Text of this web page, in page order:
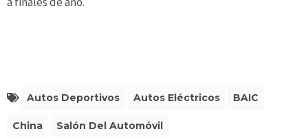
Autos Deportivos Autos Eléctricos BAIC
China Salón Del Automóvil